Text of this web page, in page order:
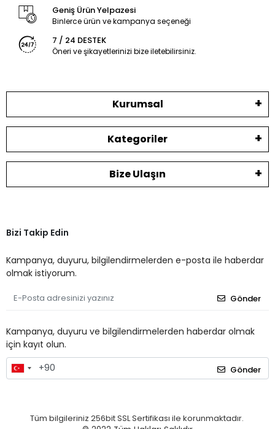
Geniş Ürün Yelpazesi
Binlerce ürün ve kampanya seçeneği
7 / 24 DESTEK
Öneri ve şikayetlerinizi bize iletebilirsiniz.
Kurumsal
Kategoriler
Bize Ulaşın
Bizi Takip Edin
Kampanya, duyuru, bilgilendirmelerden e-posta ile haberdar
olmak istiyorum.
Gönder
Kampanya, duyuru ve bilgilendirmelerden haberdar olmak
için kayıt olun.
Gönder
Tüm bilgileriniz 256bit SSL Sertifikası ile korunmaktadır.